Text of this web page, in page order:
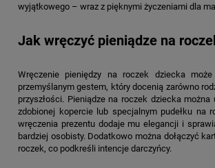
wyjątkowego – wraz z pięknymi życzeniami dla
Jak wręczyć pieniądze na
Wręczenie pieniędzy na roczek dziecka
przemyślanym gestem, który docenią zarówno
przyszłości. Pieniądze na roczek dziecka
zdobionej kopercie lub specjalnym pudełku na
wręczenia prezentu dodaje mu elegancji i
bardziej osobisty. Dodatkowo można dołączyć
roczek, co podkreśli intencje darczyńcy.